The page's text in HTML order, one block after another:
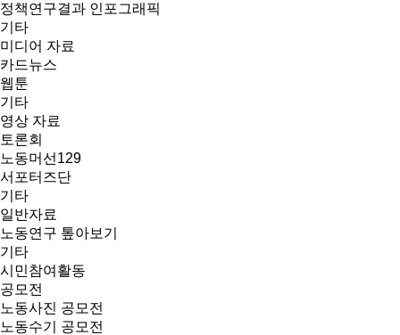
정책연구결과 인포그래픽
기타
미디어 자료
카드뉴스
웹툰
기타
영상 자료
토론회
노동머선129
서포터즈단
기타
일반자료
노동연구 톺아보기
기타
시민참여활동
공모전
노동사진 공모전
노동수기 공모전